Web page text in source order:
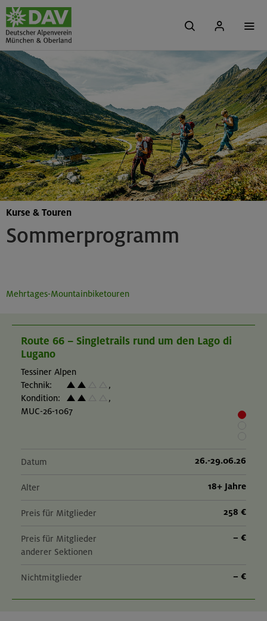
Sommerprogramm
Kurse & Touren
Mehrtages-Mountainbiketouren
Route 66 – Singletrails rund um den Lago di
Lugano
Tessiner Alpen
Technik:
,
Kondition:
,
MUC-26-1067
Datum 26.-29.06.26
Alter 18+ Jahre
Preis für Mitglieder 258 €
Preis für Mitglieder
anderer Sektionen
– €
Nichtmitglieder – €